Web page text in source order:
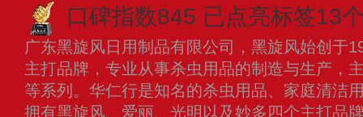
口碑指数845 已点亮标签13
广东黑旋风日用制品有限公司，黑旋风始创于
主打品牌，专业从事杀虫用品的制造与生产，
等系列。华仁行是知名的杀虫用品、家庭清洁
拥有黑旋风、爱丽、光明以及妙多四个主打品